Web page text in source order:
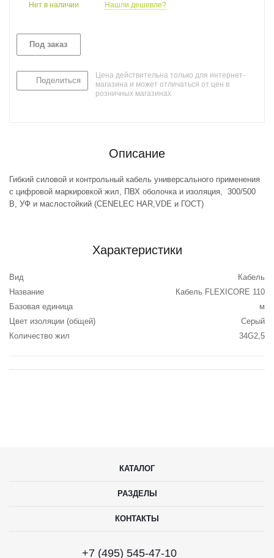
Нет в наличии Нашли дешевле?
Под заказ
Поделиться
Цена действительна только для интернет-
магазина и может отличаться от цен в
розничных магазинах
Описание
Гибкий силовой и контрольный кабель универсального применения
с цифровой маркировкой жил, ПВХ оболочка и изоляция, 300/500
В, УФ и маслостойкий (CENELEC HAR,VDE и ГОСТ)
Характеристики
Вид
Кабель
Название
Кабель FLEXICORE 110
Базовая единица
м
Цвет изоляции (общей)
Серый
Количество жил
34G2,5
КАТАЛОГ
РАЗДЕЛЫ
КОНТАКТЫ
+7 (495) 545-47-10